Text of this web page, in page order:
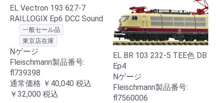
EL Vectron 193 627-7
RAILLOGIX Ep6 DCC Sound
一般セール品
東京店在庫
Nゲージ
Fleischmann製品番号:
fl739398
通常価格 ￥40,040 税込
￥32,000 税込
EL BR 103 232-5 TEE色 DB
Ep4
Nゲージ
Fleischmann製品番号:
fl7560006